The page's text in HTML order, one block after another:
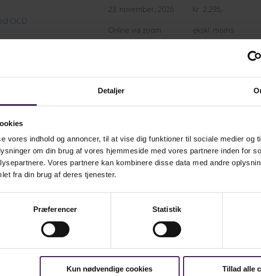
Detaljer
vores indhold og annoncer, til at vise dig funktioner til sociale medier og
om din brug af vores hjemmeside med vores partnere inden for
Vores partnere kan kombinere disse data med andre
fra din brug af deres tjenester.
Præferencer Statistik
Kun nødvendige cookies Tillad alle
OCD
23. november, 2026
Online via zoom
Kr. 2.295,-
ekskl. moms
24. november, 2026
Middelfart ekskl. moms
angst
13. januar, 2027 Kr. 5.995,-